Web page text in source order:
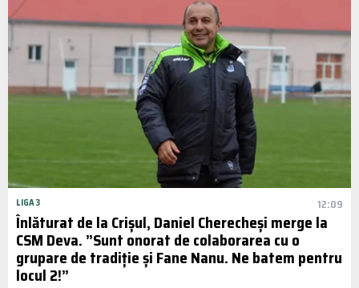
LIGA 3 12:09
Înlăturat de la Crișul, Daniel Cherecheși merge la
CSM Deva. ”Sunt onorat de colaborarea cu o
grupare de tradiție și Fane Nanu. Ne batem pentru
locul 2!”